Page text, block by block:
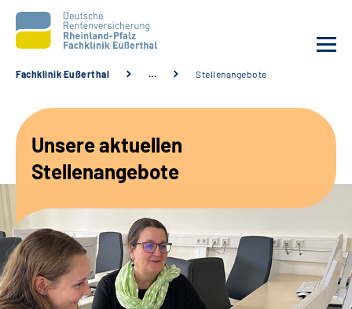
Unsere Angebote
Karriere
Beratungsstellen &
Zuweisende
Fachklinik Eußerthal … Stellenangebote
Unsere aktuellen
Stellenangebote